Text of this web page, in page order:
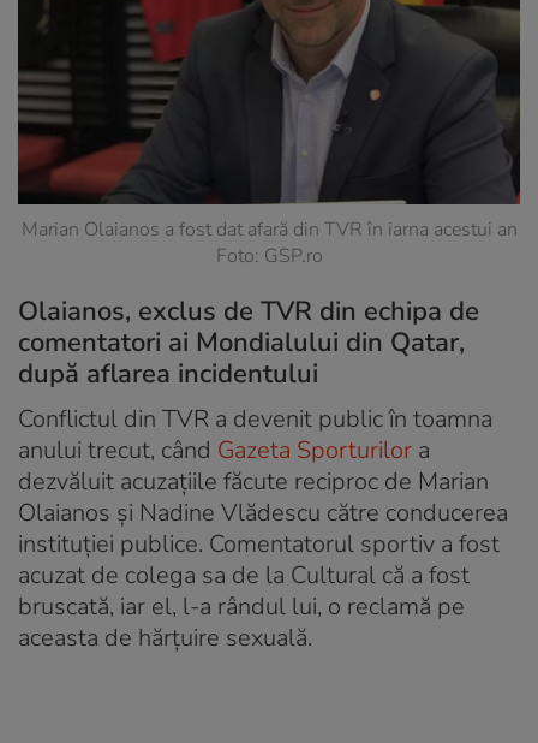
Marian Olaianos a fost dat afară din TVR în iarna acestui an
Foto: GSP.ro
Olaianos, exclus de TVR din echipa de
comentatori ai Mondialului din Qatar,
după aflarea incidentului
Conflictul din TVR a devenit public în toamna
anului trecut, când Gazeta Sporturilor a
dezvăluit acuzațiile făcute reciproc de Marian
Olaianos și Nadine Vlădescu către conducerea
instituției publice. Comentatorul sportiv a fost
acuzat de colega sa de la Cultural că a fost
bruscată, iar el, l-a rândul lui, o reclamă pe
aceasta de hărțuire sexuală.